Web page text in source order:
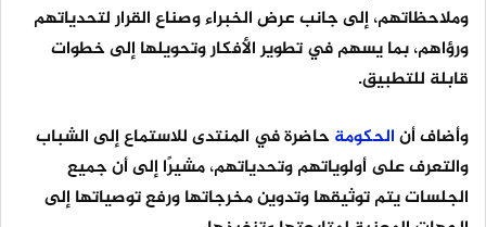
وملاحظاتهم، إلى جانب عرض الخبراء وصناع القرار لتحدياتهم
ورؤاهم، بما يسهم في تطوير الأفكار وتحويلها إلى خطوات
قابلة للتطبيق.
وأضاف أنالحكومةحاضرة في المنتدى للاستماع إلى الشباب
والتعرف على أولوياتهم وتحدياتهم، مشيرًا إلى أن جميع
الجلسات يتم توثيقها وتدوين مخرجاتها ورفع توصياتها إلى